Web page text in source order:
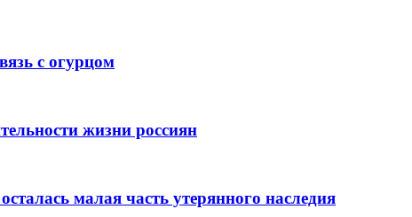
с огурцом
жизни россиян
малая часть утерянного наследия